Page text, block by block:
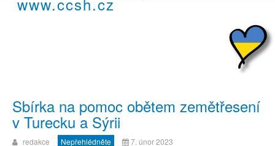
Sbírka na pomoc obětem zemětřesení
v Turecku a Sýrii
redakce Nepřehlédněte 7. únor 2023